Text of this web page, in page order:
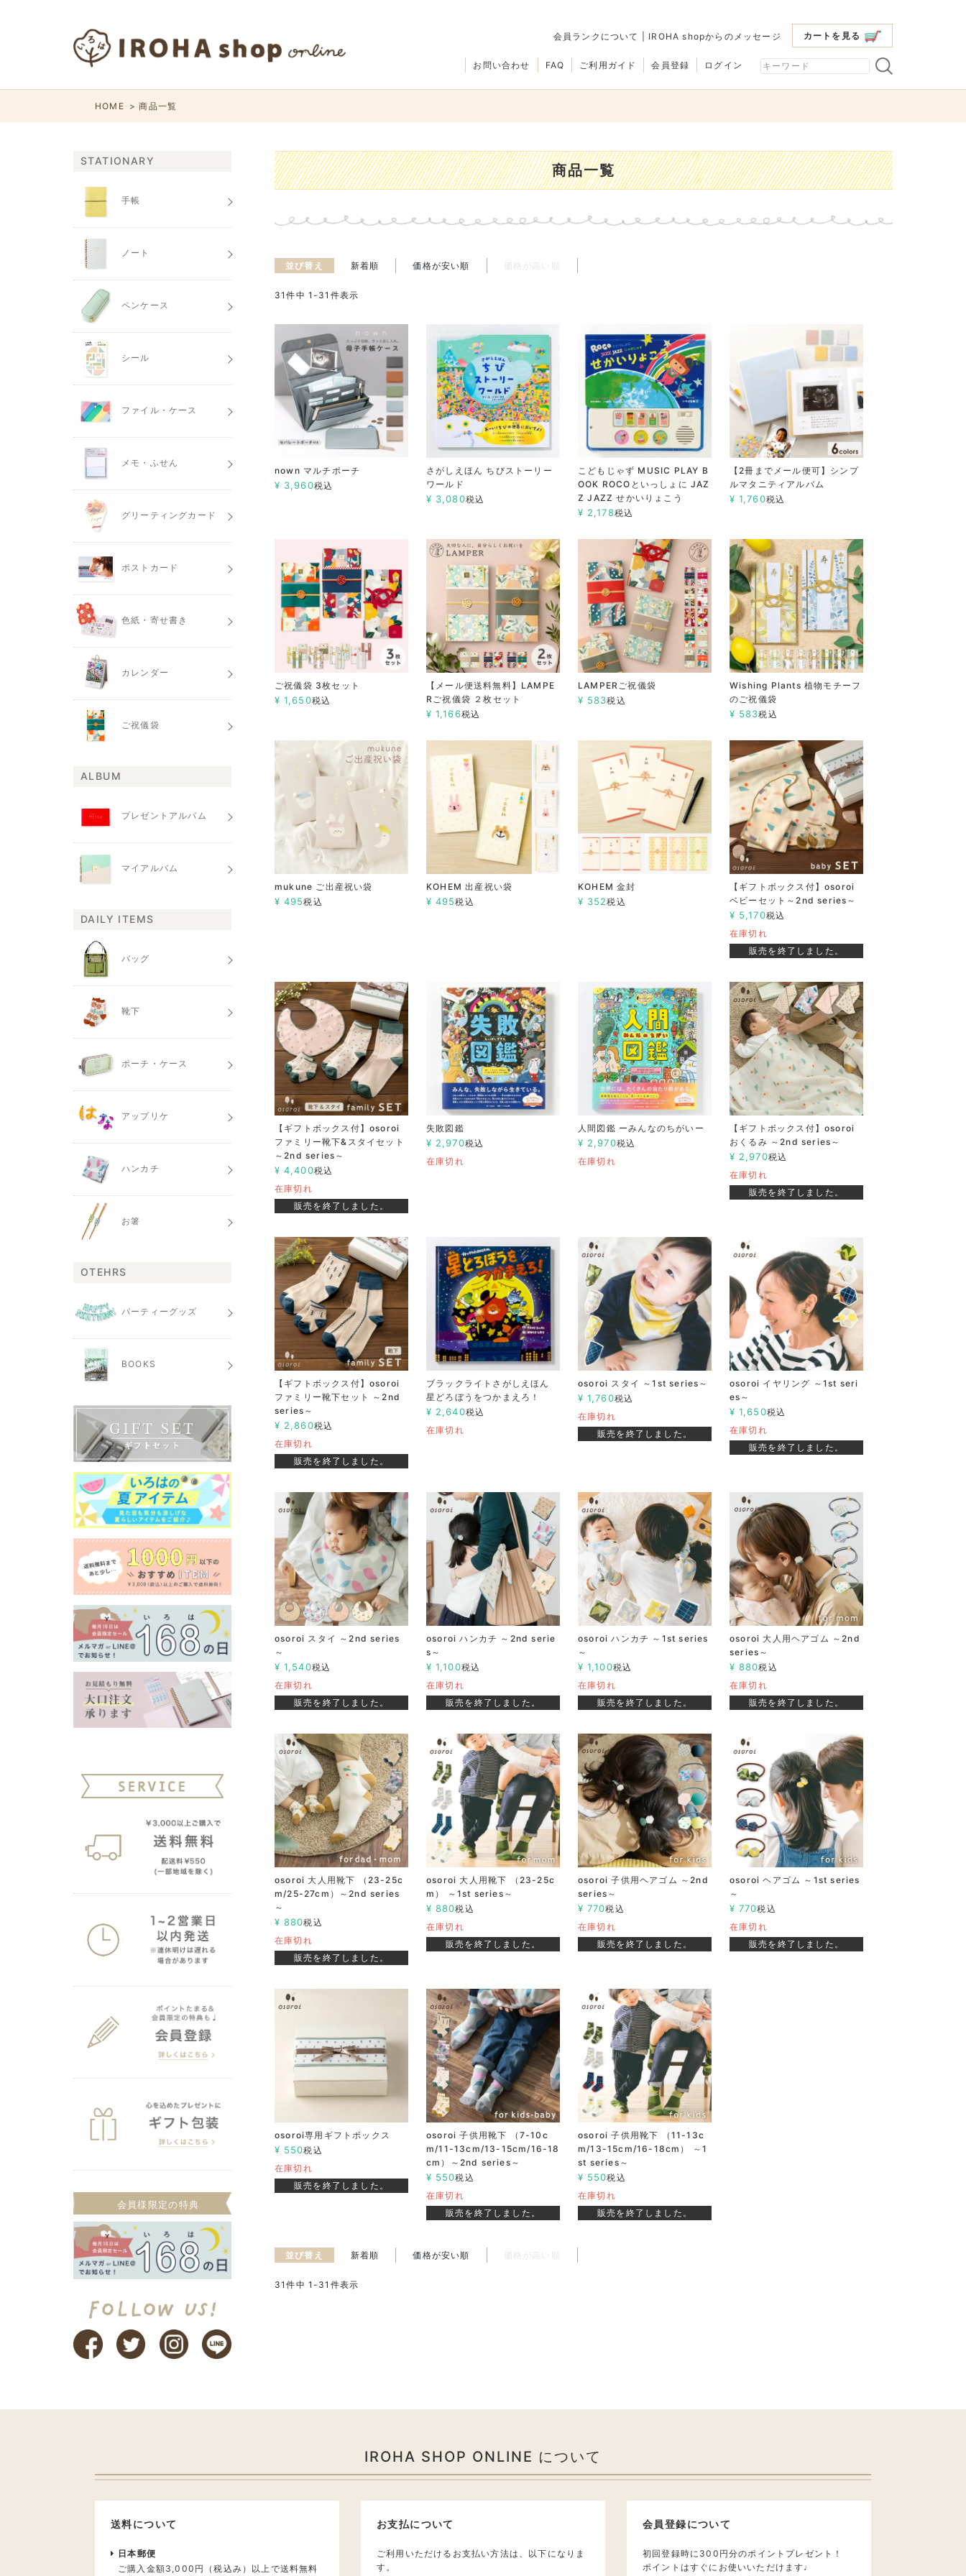
カートを見る
会員ランクについて IROHA shopからのメッセージ
会員登録 ログイン
ご利用ガイド
FAQ
お問い合わせ
HOME 商品一覧
商品一覧
並び替え 新着順 価格が安い順 価格が高い順
31件中 1- 31 件表示
nown マルチポーチ
¥ 3,960税込
さがしえほん ちびストーリー
ワールド
¥ 3,080税込
こどもじゃず MUSIC PLAY B
OOK ROCOといっしょに JAZ
Z JAZZ せかいりょこう
¥ 2,178税込
【2冊までメール便可】シンプ
ルマタニティアルバム
¥ 1,760税込
ご祝儀袋 3枚セット
¥ 1,650税込
【メール便送料無料】LAMPE
Rご祝儀袋 ２枚セット
¥ 1,166税込
LAMPERご祝儀袋
¥ 583税込
Wishing Plants 植物モチーフ
のご祝儀袋
¥ 583税込
mukune ご出産祝い袋
¥ 495税込
KOHEM 出産祝い袋
¥ 495税込
KOHEM 金封
¥ 352税込
【ギフトボックス付】osoroi
ベビーセット～2nd series～
¥ 5,170税込
在庫切れ
販売を終了しました。
【ギフトボックス付】osoroi
ファミリー靴下&スタイセット
～2nd series～
¥ 4,400税込
在庫切れ
販売を終了しました。
失敗図鑑
¥ 2,970税込
在庫切れ
人間図鑑 ーみんなのちがいー
¥ 2,970税込
在庫切れ
【ギフトボックス付】osoroi
おくるみ ～2nd series～
¥ 2,970税込
在庫切れ
販売を終了しました。
【ギフトボックス付】osoroi
ファミリー靴下セット ～2nd
series～
¥ 2,860税込
在庫切れ
販売を終了しました。
ブラックライトさがしえほん
星どろぼうをつかまえろ！
¥ 2,640税込
在庫切れ
osoroi スタイ ～1st series～
¥ 1,760税込
在庫切れ
販売を終了しました。
osoroi イヤリング ～1st seri
es～
¥ 1,650税込
在庫切れ
販売を終了しました。
osoroi スタイ ～2nd series
～
¥ 1,540税込
在庫切れ
販売を終了しました。
osoroi ハンカチ ～2nd serie
s～
¥ 1,100税込
在庫切れ
販売を終了しました。
osoroi ハンカチ ～1st series
～
¥ 1,100税込
在庫切れ
販売を終了しました。
osoroi 大人用ヘアゴム ～2nd
series～
¥ 880税込
在庫切れ
販売を終了しました。
osoroi 大人用靴下 （23-25c
m/25-27cm）～2nd series
～
¥ 880税込
在庫切れ
販売を終了しました。
osoroi 大人用靴下 （23-25c
m） ～1st series～
¥ 880税込
在庫切れ
販売を終了しました。
osoroi 子供用ヘアゴム ～2nd
series～
¥ 770税込
在庫切れ
販売を終了しました。
osoroi ヘアゴム ～1st series
～
¥ 770税込
在庫切れ
販売を終了しました。
osoroi専用ギフトボックス
¥ 550税込
在庫切れ
販売を終了しました。
osoroi 子供用靴下 （7-10c
m/11-13cm/13-15cm/16-18
cm）～2nd series～
¥ 550税込
在庫切れ
販売を終了しました。
osoroi 子供用靴下 （11-13c
m/13-15cm/16-18cm） ～1
st series～
¥ 550税込
在庫切れ
販売を終了しました。
並び替え 新着順 価格が安い順 価格が高い順
31件中 1- 31 件表示
STATIONARY
手帳
ノート
ペンケース
シール
ファイル・ケース
メモ・ふせん
グリーティングカード
ポストカード
色紙・寄せ書き
カレンダー
ご祝儀袋
ALBUM
プレゼントアルバム
マイアルバム
DAILY ITEMS
バッグ
靴下
ポーチ・ケース
アップリケ
ハンカチ
お箸
OTEHRS
パーティーグッズ
BOOKS
会員様限定の特典
IROHA SHOP ONLINE について
送料について
日本郵便
ご購入金額3,000円（税込み）以上で送料無料
お支払について
ご利用いただけるお支払い方法は、以下になりま
す。
会員登録について
初回登録時に300円分のポイントプレゼント！
ポイントはすぐにお使いいただけます♩